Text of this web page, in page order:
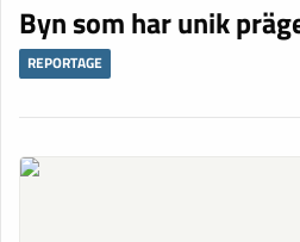
Byn som har unik
REPORTAGE